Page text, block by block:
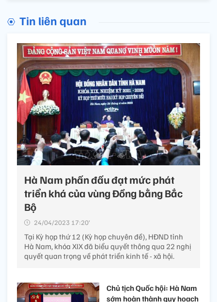
Tin liên quan
Hà Nam phấn đấu đạt mức phát
triển khá của vùng Đồng bằng Bắc
Bộ
24/04/2023 17:20’
Tại Kỳ họp thứ 12 (Kỳ họp chuyên đề), HĐND tỉnh
Hà Nam, khóa XIX đã biểu quyết thông qua 22 nghị
quyết quan trọng về phát triển kinh tế - xã hội.
Chủ tịch Quốc hội: Hà Nam
sớm hoàn thành quy hoạch